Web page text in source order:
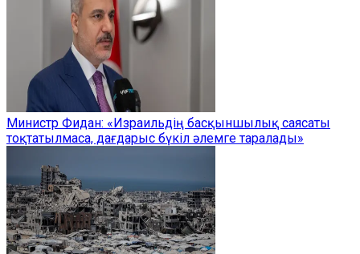
Министр Фидан: «Израильдің басқыншылық саясаты
тоқтатылмаса, дағдарыс бүкіл әлемге таралады»